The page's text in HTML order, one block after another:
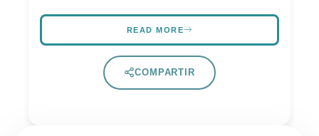
READ MORE
COMPARTIR